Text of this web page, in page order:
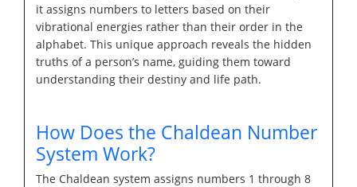
it assigns numbers to letters based on their
vibrational energies rather than their order in the
alphabet. This unique approach reveals the hidden
truths of a person’s name, guiding them toward
understanding their destiny and life path.
How Does the Chaldean Number
System Work?
The Chaldean system assigns numbers 1 through 8